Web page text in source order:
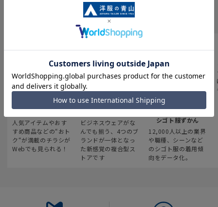
INFORMATION
最新のお買い得情報
人気アイテムやおす
すめ商品などの“おト
ク“が満載のチラシが
Webでも見られる！
スーツスクエア
ビジネスウェアがな
んでも揃う、4つのブ
ランドが一体となっ
た新感覚の複合型ス
トアです
みんなの
シゴト服ずかん
12,000人以上の業界
や職種、シーンなど
のシゴト服の着用傾
向をデータ化。